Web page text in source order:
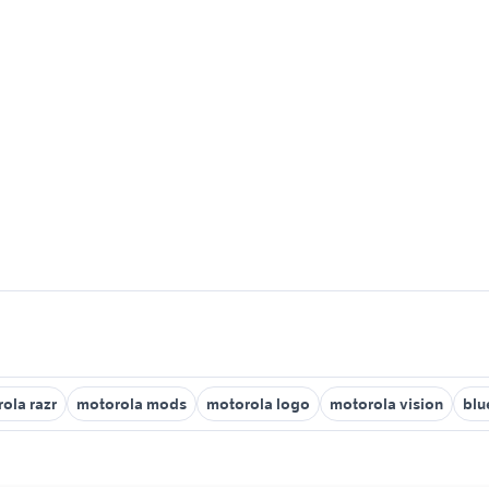
razr motorola mods motorola logo motorola vision